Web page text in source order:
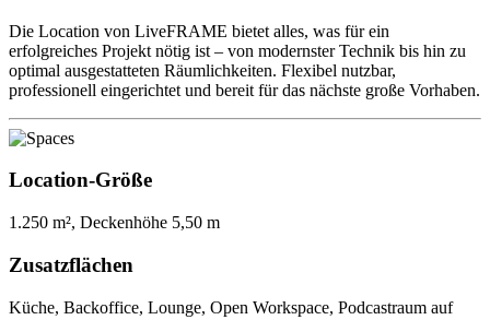
Die Location von LiveFRAME bietet alles, was für ein
erfolgreiches Projekt nötig ist – von modernster Technik bis hin zu
optimal ausgestatteten Räumlichkeiten. Flexibel nutzbar,
professionell eingerichtet und bereit für das nächste große Vorhaben.
Location-Größe
1.250 m², Deckenhöhe 5,50 m
Zusatzflächen
Küche, Backoffice, Lounge, Open Workspace, Podcastraum auf